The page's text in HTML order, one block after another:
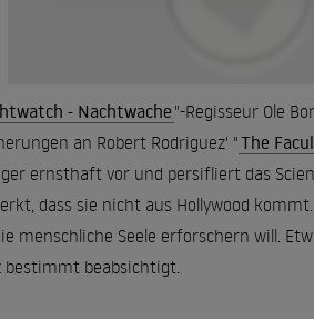
- Nachtwache "-Regisseur Ole
an Robert Rodriguez' "The
ernsthaft vor und persifliert das
dass sie nicht aus Hollywood
menschliche Seele erforschern will.
bestimmt beabsichtigt.